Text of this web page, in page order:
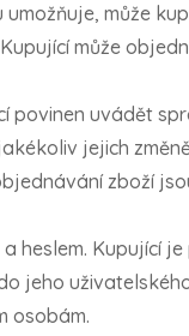
může
může
povinen uvádět
jejich
zboží
heslem. Kupující je
jeho
osobám.